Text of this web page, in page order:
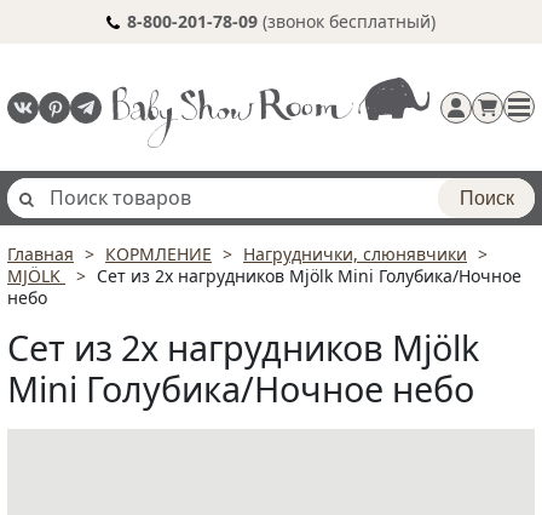
8-800-201-78-09 (звонок бесплатный)
Регистрация
Поиск
Главная КОРМЛЕНИЕ
Нагруднички, слюнявчики
MJÖLK
Сет из 2х нагрудников Mjölk Mini Голубика/Ночное
небо
Сет из 2х нагрудников Mjölk
Mini Голубика/Ночное небо